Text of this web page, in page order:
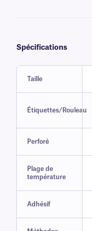
Spécifications
Taille
Étiquettes/Rouleau
Perforé
Plage de
température
Adhésif